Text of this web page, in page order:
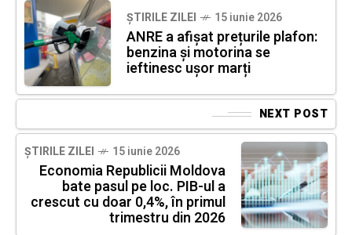
ȘTIRILE ZILEI 15 iunie 2026
ANRE a afișat prețurile plafon:
benzina și motorina se
ieftinesc ușor marți
NEXT POST
ȘTIRILE ZILEI 15 iunie 2026
Economia Republicii Moldova
bate pasul pe loc. PIB-ul a
crescut cu doar 0,4%, în primul
trimestru din 2026